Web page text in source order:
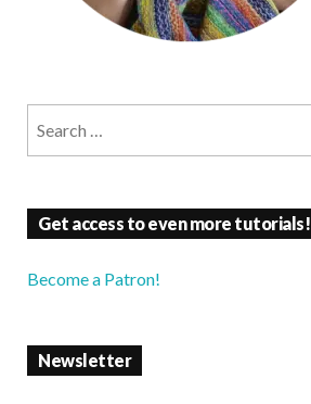
Get access to even more tutorials!
Become a Patron!
Newsletter